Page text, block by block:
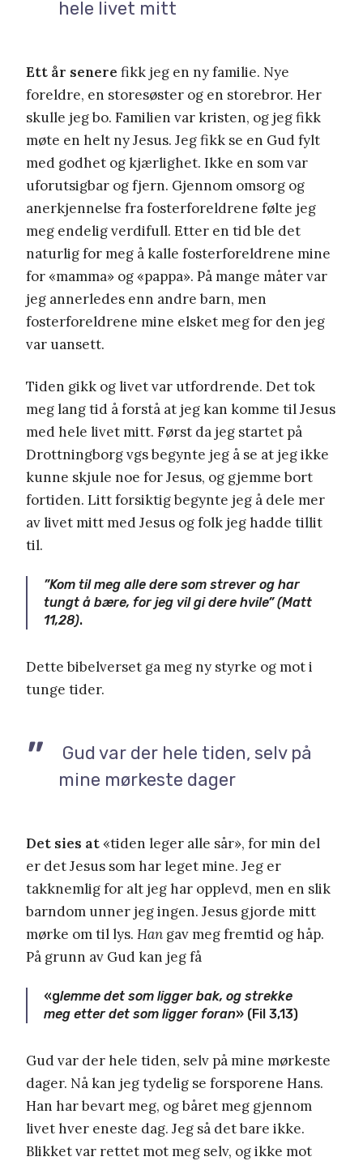
hele livet mitt
Ett år senere fikk jeg en ny familie. Nye
foreldre, en storesøster og en storebror. Her
skulle jeg bo. Familien var kristen, og jeg fikk
møte en helt ny Jesus. Jeg fikk se en Gud fylt
med godhet og kjærlighet. Ikke en som var
uforutsigbar og fjern. Gjennom omsorg og
anerkjennelse fra fosterforeldrene følte jeg
meg endelig verdifull. Etter en tid ble det
naturlig for meg å kalle fosterforeldrene mine
for «mamma» og «pappa». På mange måter var
jeg annerledes enn andre barn, men
fosterforeldrene mine elsket meg for den jeg
var uansett.
Tiden gikk og livet var utfordrende. Det tok
meg lang tid å forstå at jeg kan komme til Jesus
med hele livet mitt. Først da jeg startet på
Drottningborg vgs begynte jeg å se at jeg ikke
kunne skjule noe for Jesus, og gjemme bort
fortiden. Litt forsiktig begynte jeg å dele mer
av livet mitt med Jesus og folk jeg hadde tillit
til.
”Kom til meg alle dere som strever og har
tungt å bære, for jeg vil gi dere hvile” (Matt
11,28).
Dette bibelverset ga meg ny styrke og mot i
tunge tider.
Gud var der hele tiden, selv på
mine mørkeste dager
Det sies at«tiden leger alle sår», for min del
er det Jesus som har leget mine. Jeg er
takknemlig for alt jeg har opplevd, men en slik
barndom unner jeg ingen. Jesus gjorde mitt
mørke om til lys. Han gav meg fremtid og håp.
På grunn av Gud kan jeg få
«glemme det som ligger bak, og strekke
meg etter det som ligger foran» (Fil 3,13)
Gud var der hele tiden, selv på mine mørkeste
dager. Nå kan jeg tydelig se forsporene Hans.
Han har bevart meg, og båret meg gjennom
livet hver eneste dag. Jeg så det bare ikke.
Blikket var rettet mot meg selv, og ikke mot